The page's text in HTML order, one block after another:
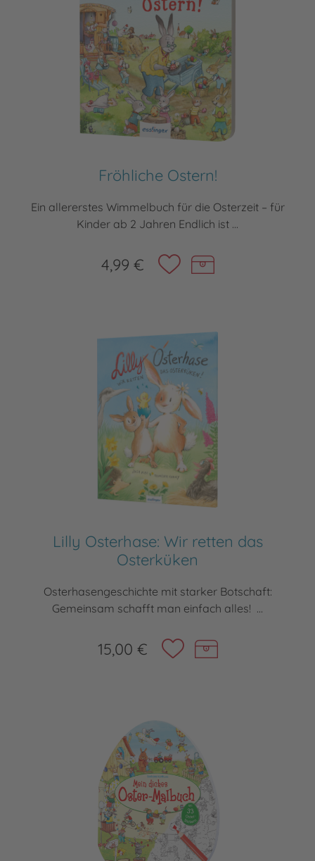
Fröhliche Ostern!
Ein allererstes Wimmelbuch für die Osterzeit – für
Kinder ab 2 Jahren Endlich ist ...
4,99 €
Lilly Osterhase: Wir retten das
Osterküken
Osterhasengeschichte mit starker Botschaft:
Gemeinsam schafft man einfach alles! ...
15,00 €